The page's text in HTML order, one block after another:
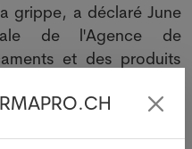
grippe, a déclaré June
de l'Agence de
et des produits